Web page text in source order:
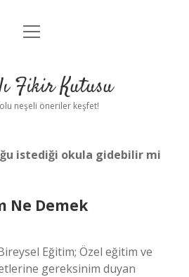
Anasayfa
Yasal Uyarı
menüyü
Fikir Kutusu
neşeli öneriler keşfet!
istediği okula gidebilir mi
Ne Demek
Eğitim; Özel eğitim ve
gereksinim duyan